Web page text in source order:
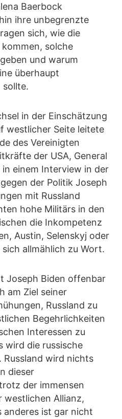
Baerbock
ihre unbegrenzte
sich, wie die
solche
und warum
überhaupt
sollte.
in der Einschätzung
westlicher Seite leitete
des Vereinigten
der USA, General
in einem Interview in der
der Politik Joseph
mit Russland
hohe Militärs in den
die Inkompetenz
Austin, Selenskyj oder
allmählich zu Wort.
Joseph Biden offenbar
am Ziel seiner
Russland zu
Begehrlichkeiten
Interessen zu
wird die russische
Russland wird nichts
dieser
der immensen
westlichen Allianz,
anderes ist gar nicht